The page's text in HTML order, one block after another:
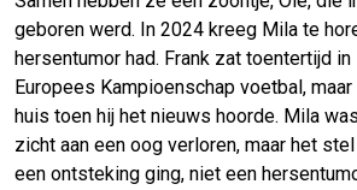
geboren werd. In 2024 kreeg Mila te
hersentumor had. Frank zat toentertijd
Europees Kampioenschap voetbal,
huis toen hij het nieuws hoorde. Mila
zicht aan een oog verloren, maar het
een ontsteking ging, niet een